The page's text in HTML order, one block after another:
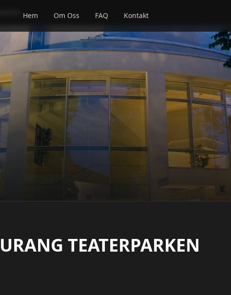
Hem Om Oss FAQ Kontakt
TEATERPARKEN